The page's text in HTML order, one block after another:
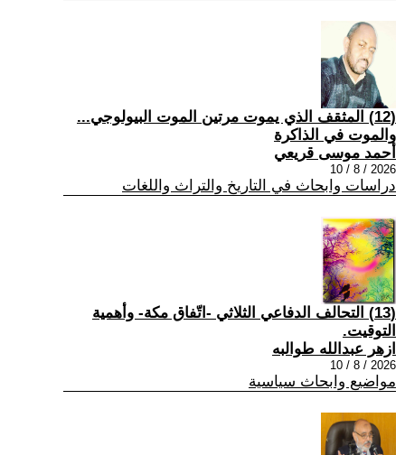
(12) المثقف الذي يموت مرتين الموت البيولوجي...
والموت في الذاكرة
أحمد موسى قريعي
2026 / 8 / 10
دراسات وابحاث في التاريخ والتراث واللغات
(13) التحالف الدفاعي الثلاثي -اتّفاق مكة- وأهمية
التوقيت.
ازهر عبدالله طوالبه
2026 / 8 / 10
مواضيع وابحاث سياسية